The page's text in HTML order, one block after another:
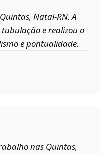
Natal‑RN. A
e realizou o
e pontualidade.
nas Quintas,